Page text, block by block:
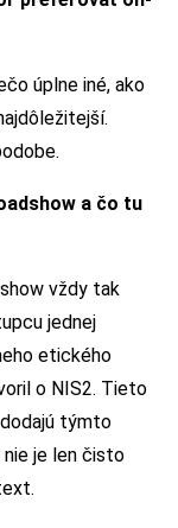
úplne iné, ako
a čo tu
vždy tak
jednej
etického
o NIS2. Tieto
týmto
je len čisto